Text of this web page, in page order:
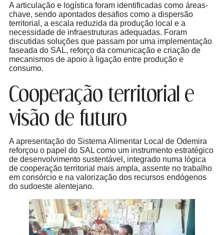
A articulação e logística foram identificadas como áreas-
chave, sendo apontados desafios como a dispersão
territorial, a escala reduzida da produção local e a
necessidade de infraestruturas adequadas. Foram
discutidas soluções que passam por uma implementação
faseada do SAL, reforço da comunicação e criação de
mecanismos de apoio à ligação entre produção e
consumo.
Cooperação territorial e
visão de futuro
A apresentação do Sistema Alimentar Local de Odemira
reforçou o papel do SAL como um instrumento estratégico
de desenvolvimento sustentável, integrado numa lógica
de cooperação territorial mais ampla, assente no trabalho
em consórcio e na valorização dos recursos endógenos
do sudoeste alentejano.